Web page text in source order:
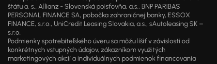
štátu a. s., Allianz - Slovenská poisťovňa, a.s., BNP PARIBAS
PERSONAL FINANCE SA, pobočka zahraničnej banky, ESSOX
FINANCE, s.r.o., UniCredit Leasing Slovakia, a.s., sAutoleasing SK –
s.r.o.
Podmienky spotrebiteľského úveru sa môžu líšiť v závislosti od
konkrétnych vstupných údajov, zákazníkom využitých
marketingových akcií a individuálnych podmienok financovania